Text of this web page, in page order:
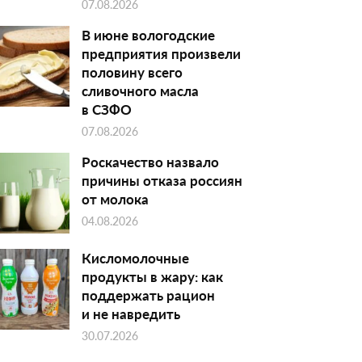
07.08.2026
В июне вологодские
предприятия произвели
половину всего
сливочного масла
в СЗФО
07.08.2026
Роскачество назвало
причины отказа россиян
от молока
04.08.2026
Кисломолочные
продукты в жару: как
поддержать рацион
и не навредить
30.07.2026